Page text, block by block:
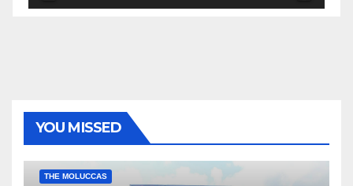
YOU MISSED
THE MOLUCCAS